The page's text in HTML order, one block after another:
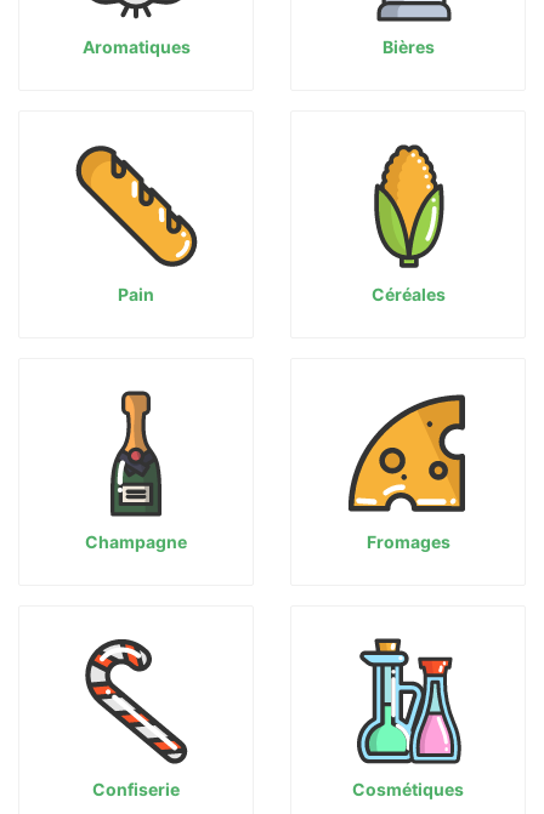
Aromatiques Bières
Pain Céréales
Champagne Fromages
Confiserie Cosmétiques